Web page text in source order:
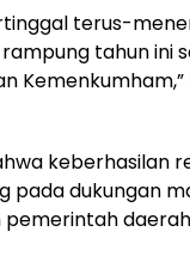
terus-
tahun ini
keberhasilan
pada dukungan